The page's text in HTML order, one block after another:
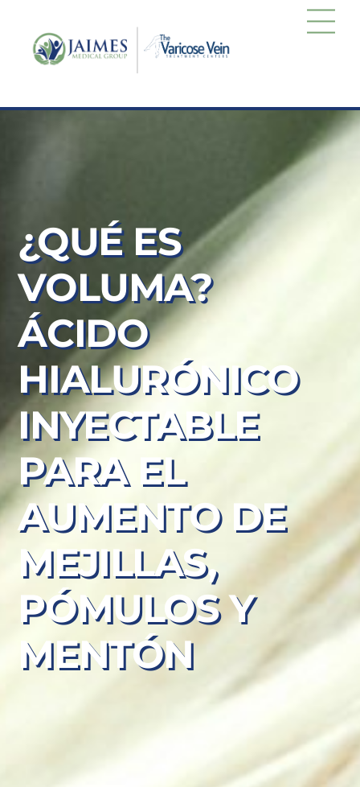
content
¿QUÉ ES
VOLUMA?
ÁCIDO
HIALURÓNICO
INYECTABLE
PARA EL
AUMENTO DE
MEJILLAS,
PÓMULOS Y
MENTÓN